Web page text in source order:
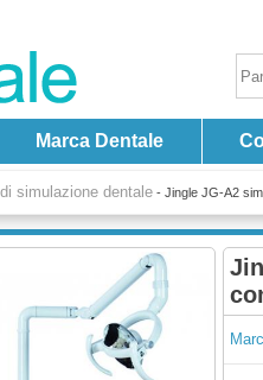
Marca Dentale
simulazione dentale - Jingle JG-A2